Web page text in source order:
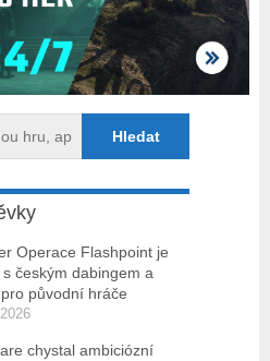
Operace Flashpoint je
českým dabingem a
původní hráče
chystal ambiciózní